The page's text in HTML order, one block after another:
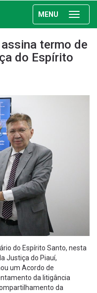
MENU
termo de
do Espírito
do Espírito Santo, nesta
Justiça do Piauí,
um Acordo de
da litigância
da